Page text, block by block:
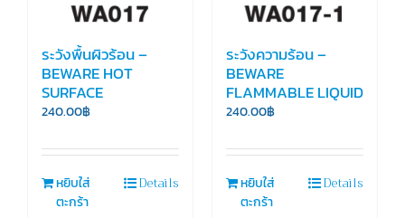
ระวังพื้นผิวร้อน –
BEWARE HOT
SURFACE
240.00฿
หยิบใส่
ตะกร้า
Details
ระวังความร้อน –
BEWARE
FLAMMABLE LIQUID
240.00฿
หยิบใส่
ตะกร้า
Details